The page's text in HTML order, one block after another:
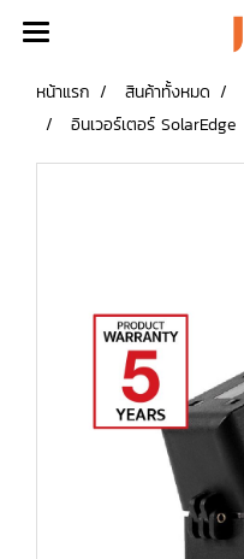
หน้าแรก สินค้าทั้งหมด
อินเวอร์เตอร์ SolarEdge